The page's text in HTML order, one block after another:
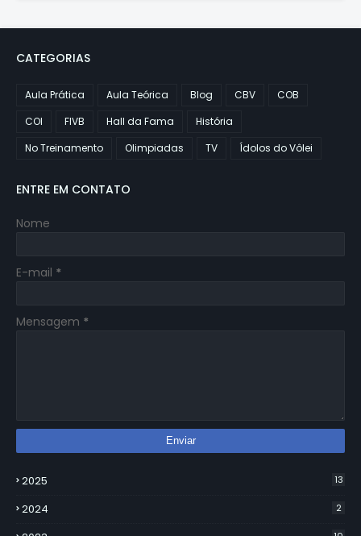
CATEGORIAS
Aula Prática Aula Teórica Blog CBV
COB
COI
FIVB Hall da Fama
História
No Treinamento
Olimpiadas TV Ídolos do Vôlei
ENTRE EM CONTATO
Nome
E-mail *
Mensagem *
2025 13
2024 2